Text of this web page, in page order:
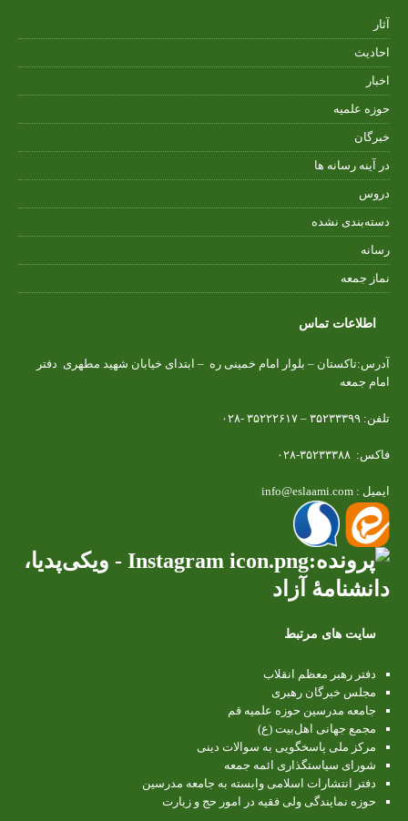
آثار
احادیث
اخبار
حوزه علمیه
خبرگان
در آینه رسانه ها
دروس
دسته‌بندی نشده
رسانه
نماز جمعه
اطلاعات تماس
آدرس:تاکستان – بلوار امام خمینی ره – ابتدای خیابان شهید مطهری دفتر
امام جمعه
تلفن: ۳۵۲۳۳۳۹۹ – ۳۵۲۲۲۶۱۷ -۰۲۸
فاکس: ۳۵۲۳۳۳۸۸-۰۲۸
ایمیل : info@eslaami.com
سایت های مرتبط
دفتر رهبر معظم انقلاب
مجلس خبرگان رهبری
جامعه مدرسین حوزه علمیه قم
مجمع جهانی اهل‌بیت (ع)
مرکز ملی پاسخگویی به سوالات دینی
شورای سیاستگذاری ائمه جمعه
دفتر انتشارات اسلامی وابسته به جامعه مدرسین
حوزه نمایندگی ولی فقیه در امور حج و زیارت